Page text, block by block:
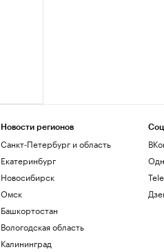
Новости регионов
Санкт-Петербург и область
Екатеринбург
Новосибирск
Омск
Башкортостан
Вологодская область
Калининград